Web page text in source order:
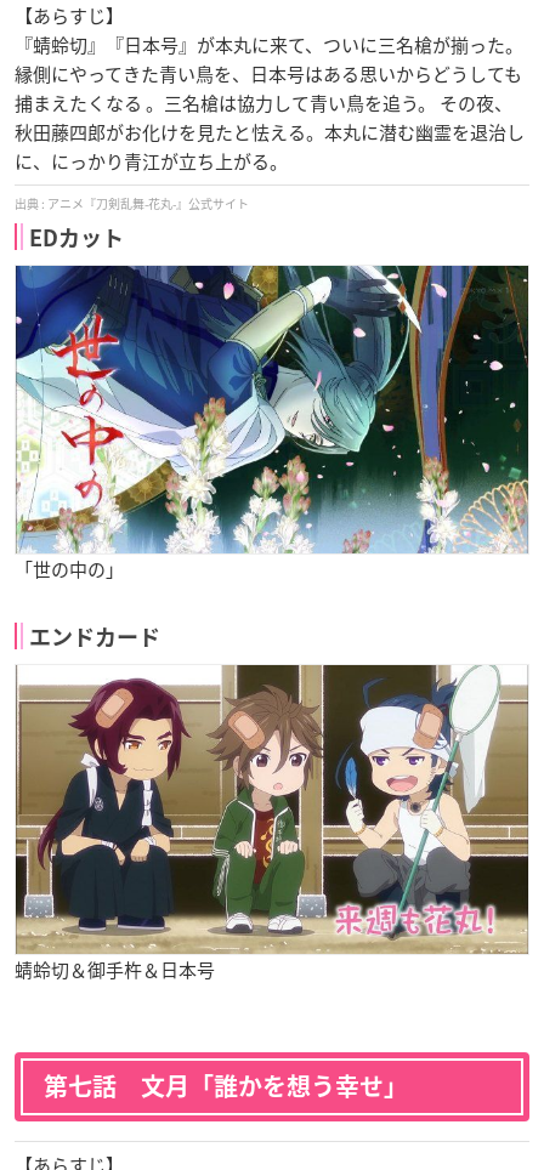
【あらすじ】
『蜻蛉切』『日本号』が本丸に来て、ついに三名槍が揃った。
縁側にやってきた青い鳥を、日本号はある思いからどうしても
捕まえたくなる 。三名槍は協力して青い鳥を追う。 その夜、
秋田藤四郎がお化けを見たと怯える。本丸に潜む幽霊を退治し
に、にっかり青江が立ち上がる。
アニメ『刀剣乱舞-花丸-』公式サイト
EDカット
「世の中の」
エンドカード
蜻蛉切＆御手杵＆日本号
第七話 文月「誰かを想う幸せ」